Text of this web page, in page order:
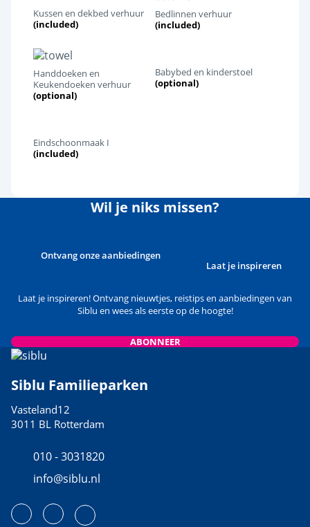
Kussen en dekbed verhuur
(included)
Bedlinnen verhuur
(included)
Handdoeken en
Keukendoeken verhuur
(optional)
Babybed en kinderstoel
(optional)
Eindschoonmaak I
(included)
Wil je niks missen?
Ontvang onze aanbiedingen
Laat je inspireren
Laat je inspireren! Ontvang nieuwtjes, reistips en aanbiedingen van
Siblu en wees als eerste op de hoogte!
ABONNEER
Siblu Familieparken
Vasteland12
3011 BL Rotterdam
010 - 3031820
info@siblu.nl